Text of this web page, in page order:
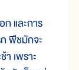
และการ
พืชมักจะ
เพราะ